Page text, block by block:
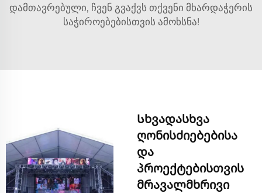
დამთავრებული, ჩვენ გვაქვს თქვენი მხარდაჭერის
საჭიროებებისთვის ამოხსნა!
Სხვადასხვა
ღონისძიებებისა
და
პროექტებისთვის
მრავალმხრივი